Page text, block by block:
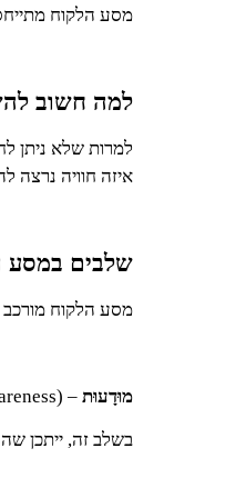
מסע הלקוח
למה חשוב
למרות שלא ניתן
איזה חוויה נרצה
שלבים במסע
מסע הלקוח
מוּדָעוּת – (Awareness) – בשלב זה, הלקוחות הבינו שיש להם בעיה ונקודת כאב לפתור.
בשלב זה, ייתכן